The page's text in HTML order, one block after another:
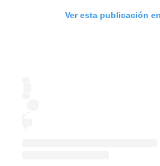
Ver esta publicación